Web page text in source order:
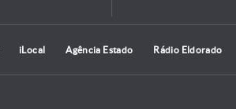
iLocal Agência Estado Rádio Eldorado